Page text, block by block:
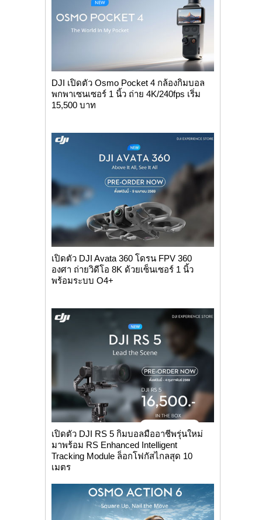
DJI เปิดตัว Osmo Pocket 4 กล้องกิมบอล
พกพาเซนเซอร์ 1 นิ้ว ถ่าย 4K/240fps เริ่ม
15,500 บาท
เปิดตัว DJI Avata 360 โดรน FPV 360
องศา ถ่ายวิดีโอ 8K ด้วยเซ็นเซอร์ 1 นิ้ว
พร้อมระบบ O4+
เปิดตัว DJI RS 5 กิมบอลมืออาชีพรุ่นใหม่
มาพร้อม RS Enhanced Intelligent
Tracking Module ล็อกโฟกัสไกลสุด 10
เมตร